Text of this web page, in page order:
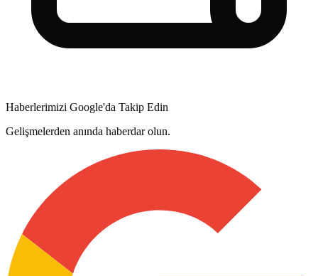
Haberlerimizi Google'da Takip Edin
Gelişmelerden anında haberdar olun.